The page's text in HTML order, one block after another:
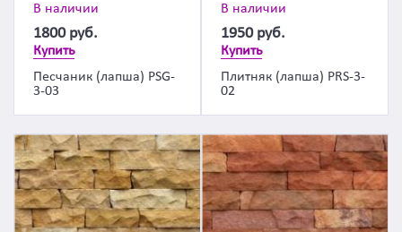
В наличии
1800 руб.
Купить
Песчаник (лапша) PSG-
3-03
В наличии
1950 руб.
Купить
Плитняк (лапша) PRS-3-
02